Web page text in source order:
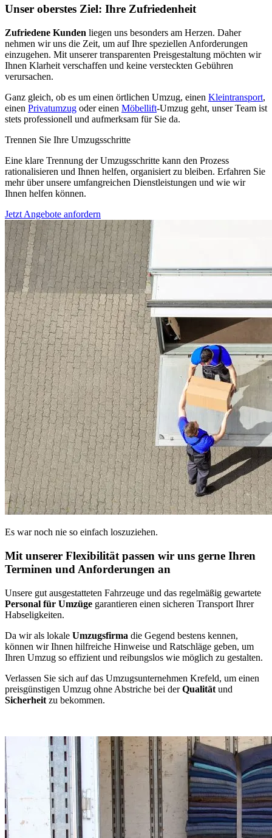
Unser oberstes Ziel: Ihre Zufriedenheit
Zufriedene Kunden liegen uns besonders am Herzen. Daher
nehmen wir uns die Zeit, um auf Ihre speziellen Anforderungen
einzugehen. Mit unserer transparenten Preisgestaltung möchten wir
Ihnen Klarheit verschaffen und keine versteckten Gebühren
verursachen.
Ganz gleich, ob es um einen örtlichen Umzug, einen Kleintransport,
einen Privatumzug oder einen Möbellift-Umzug geht, unser Team ist
stets professionell und aufmerksam für Sie da.
Trennen Sie Ihre Umzugsschritte
Eine klare Trennung der Umzugsschritte kann den Prozess
rationalisieren und Ihnen helfen, organisiert zu bleiben. Erfahren Sie
mehr über unsere umfangreichen Dienstleistungen und wie wir
Ihnen helfen können.
Jetzt Angebote anfordern
Es war noch nie so einfach loszuziehen.
Mit unserer Flexibilität passen wir uns gerne Ihren
Terminen und Anforderungen an
Unsere gut ausgestatteten Fahrzeuge und das regelmäßig gewartete
Personal für Umzüge garantieren einen sicheren Transport Ihrer
Habseligkeiten.
Da wir als lokale Umzugsfirma die Gegend bestens kennen,
können wir Ihnen hilfreiche Hinweise und Ratschläge geben, um
Ihren Umzug so effizient und reibungslos wie möglich zu gestalten.
Verlassen Sie sich auf das Umzugsunternehmen Krefeld, um einen
preisgünstigen Umzug ohne Abstriche bei derQualität und
Sicherheit zu bekommen.